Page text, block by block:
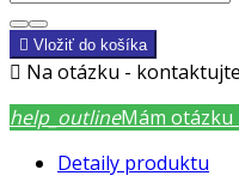
 Vložiť do košíka
 Na otázku -
help_outlineMám otázku
Detaily produktu